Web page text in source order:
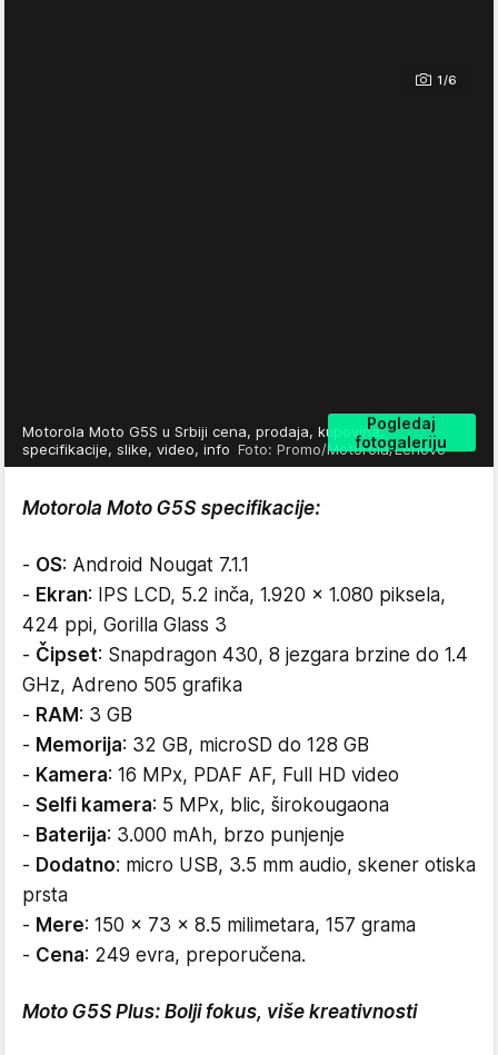
1/6
Pogledaj
fotogaleriju
Motorola Moto G5S u Srbiji cena, prodaja, kupovina,
specifikacije, slike, video, info Foto: Promo/Motorola/Lenovo
Motorola Moto G5S specifikacije:
- OS: Android Nougat 7.1.1
- Ekran: IPS LCD, 5.2 inča, 1.920 x 1.080 piksela,
424 ppi, Gorilla Glass 3
- Čipset: Snapdragon 430, 8 jezgara brzine do 1.4
GHz, Adreno 505 grafika
- RAM: 3 GB
- Memorija: 32 GB, microSD do 128 GB
- Kamera: 16 MPx, PDAF AF, Full HD video
- Selfi kamera: 5 MPx, blic, širokougaona
- Baterija: 3.000 mAh, brzo punjenje
- Dodatno: micro USB, 3.5 mm audio, skener otiska
prsta
- Mere: 150 x 73 x 8.5 milimetara, 157 grama
- Cena: 249 evra, preporučena.
Moto G5S Plus: Bolji fokus, više kreativnosti